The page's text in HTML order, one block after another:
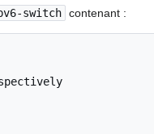
switch contenant :